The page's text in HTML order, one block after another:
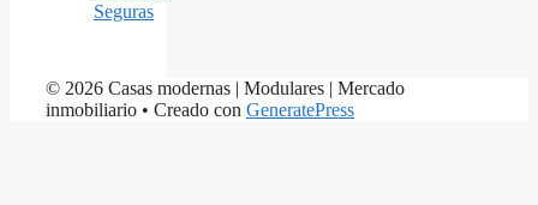
Seguras
© 2026 Casas modernas | Modulares | Mercado
inmobiliario • Creado con GeneratePress